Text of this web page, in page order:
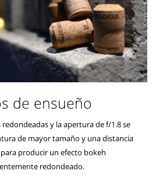
de ensueño
redondeadas y la apertura de f/1.8 se
de mayor tamaño y una distancia
producir un efecto bokeh
redondeado.